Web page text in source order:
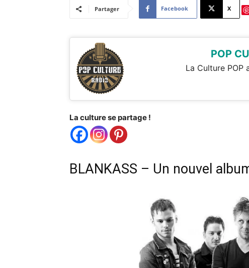
Partager Facebook X
POP
La Culture POP
La culture se partage !
BLANKASS – Un nouvel